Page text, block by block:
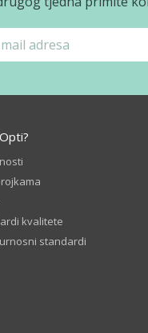
kvalitete
standardi